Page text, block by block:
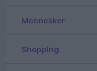
forskellige
naboer og vide,
Mennesker
Shopping